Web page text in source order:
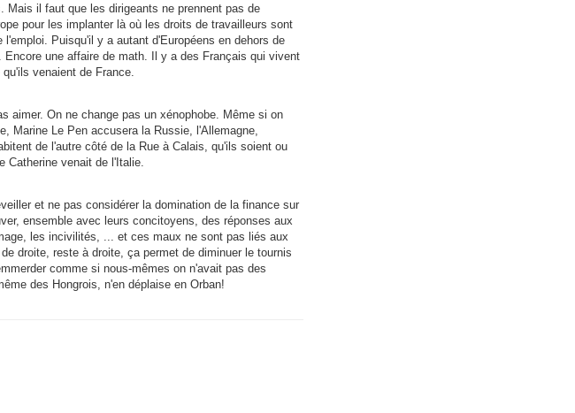
il faut que les dirigeants ne prennent pas de
pour les implanter là où les droits de travailleurs sont
Puisqu'il y a autant d'Européens en dehors de
une affaire de math. Il y a des Français qui vivent
venaient de France.
aimer. On ne change pas un xénophobe. Même si on
Marine Le Pen accusera la Russie, l'Allemagne,
de l'autre côté de la Rue à Calais, qu'ils soient ou
Catherine venait de l'Italie.
et ne pas considérer la domination de la finance sur
ensemble avec leurs concitoyens, des réponses aux
les incivilités, ... et ces maux ne sont pas liés aux
droite, reste à droite, ça permet de diminuer le tournis
comme si nous-mêmes on n'avait pas des
des Hongrois, n'en déplaise en Orban!